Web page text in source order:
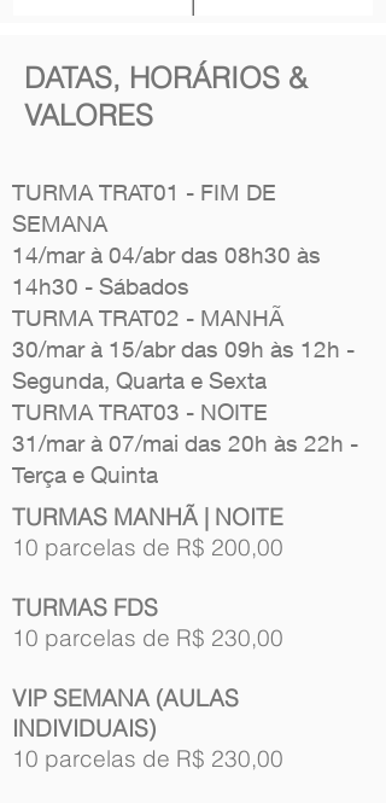
DATAS, HORÁRIOS &
VALORES
TURMA TRAT01 - FIM DE
SEMANA
14/mar à 04/abr das 08h30 às
14h30 - Sábados
TURMA TRAT02 - MANHÃ
30/mar à 15/abr das 09h às 12h -
Segunda, Quarta e Sexta
TURMA TRAT03 - NOITE
31/mar à 07/mai das 20h às 22h -
Terça e Quinta
TURMAS MANHÃ | NOITE
10 parcelas de R$ 200,00
TURMAS FDS
10 parcelas de R$ 230,00
VIP SEMANA (AULAS
INDIVIDUAIS)
10 parcelas de R$ 230,00